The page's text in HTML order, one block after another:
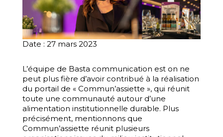
Date : 27 mars 2023
L’équipe de Basta communication est on ne
peut plus fière d’avoir contribué à la réalisation
du portail de « Commun’assiette », qui réunit
toute une communauté autour d’une
alimentation institutionnelle durable. Plus
précisément, mentionnons que
Commun’assiette réunit plusieurs